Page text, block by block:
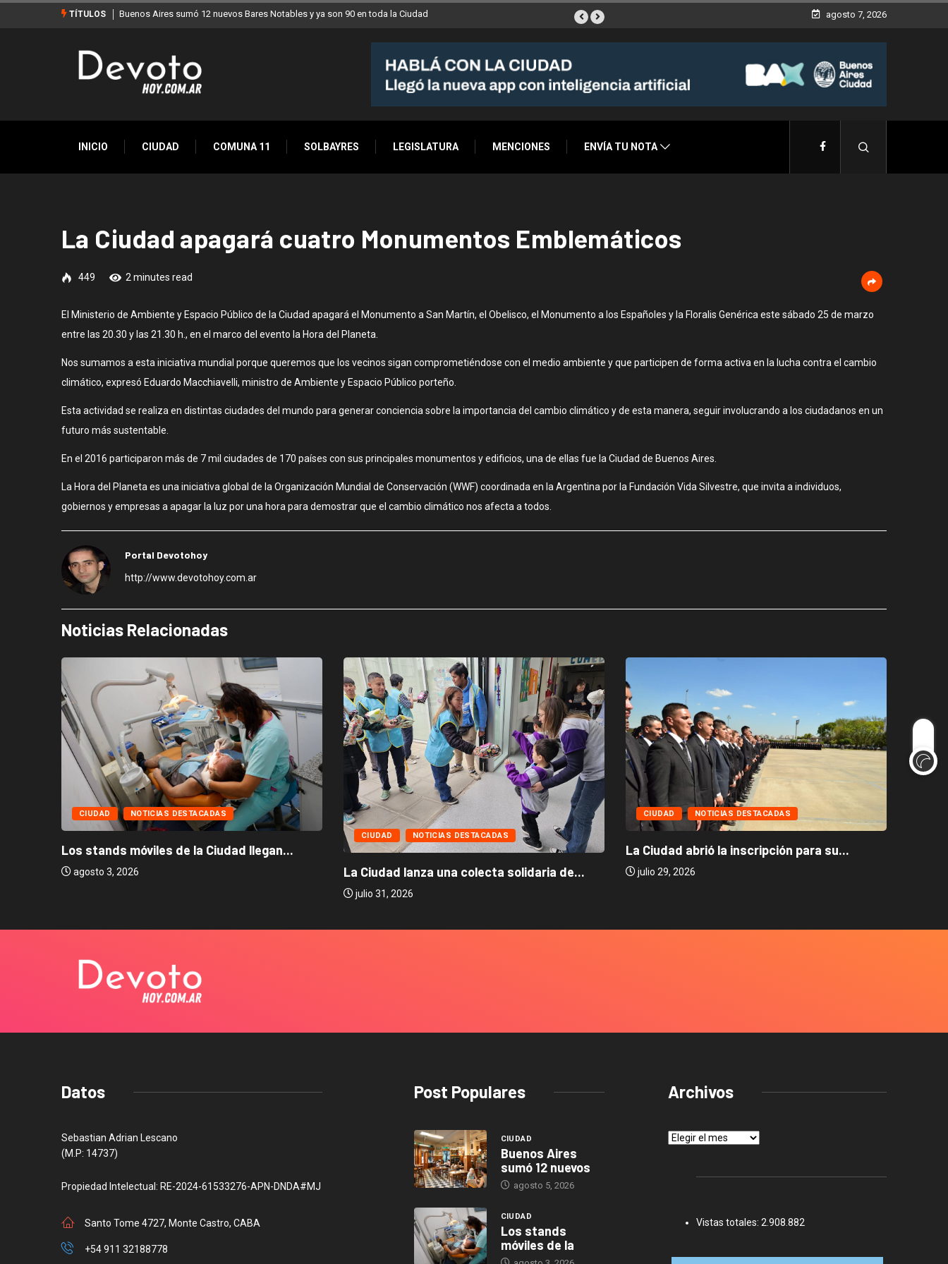
TÍTULOS Buenos Aires sumó 12 nuevos Bares Notables y ya son 90 en toda la Ciudad agosto 7, 2026
INICIO CIUDAD COMUNA 11 SOLBAYRES LEGISLATURA MENCIONES ENVÍA TU NOTA
La Ciudad apagará cuatro Monumentos Emblemáticos
449 2 minutes read
El Ministerio de Ambiente y Espacio Público de la Ciudad apagará el Monumento a San Martín, el Obelisco, el Monumento a los Españoles y la Floralis Genérica este sábado 25 de marzo
entre las 20.30 y las 21.30 h., en el marco del evento la Hora del Planeta.
Nos sumamos a esta iniciativa mundial porque queremos que los vecinos sigan comprometiéndose con el medio ambiente y que participen de forma activa en la lucha contra el cambio
climático, expresó Eduardo Macchiavelli, ministro de Ambiente y Espacio Público porteño.
Esta actividad se realiza en distintas ciudades del mundo para generar conciencia sobre la importancia del cambio climático y de esta manera, seguir involucrando a los ciudadanos en un
futuro más sustentable.
En el 2016 participaron más de 7 mil ciudades de 170 países con sus principales monumentos y edificios, una de ellas fue la Ciudad de Buenos Aires.
La Hora del Planeta es una iniciativa global de la Organización Mundial de Conservación (WWF) coordinada en la Argentina por la Fundación Vida Silvestre, que invita a individuos,
gobiernos y empresas a apagar la luz por una hora para demostrar que el cambio climático nos afecta a todos.
Portal Devotohoy
http://www.devotohoy.com.ar
Noticias Relacionadas
CIUDAD NOTICIAS DESTACADAS
Los stands móviles de la Ciudad llegan...
agosto 3, 2026
CIUDAD NOTICIAS DESTACADAS
La Ciudad lanza una colecta solidaria de...
julio 31, 2026
CIUDAD NOTICIAS DESTACADAS
La Ciudad abrió la inscripción para su...
julio 29, 2026
Datos
Sebastian Adrian Lescano
(M.P: 14737)
Propiedad Intelectual: RE-2024-61533276-APN-DNDA#MJ
Santo Tome 4727, Monte Castro, CABA
+54 911 32188778
Post Populares
CIUDAD
Buenos Aires
sumó 12 nuevos
agosto 5, 2026
CIUDAD
Los stands
móviles de la
Archivos
Archivos
Vistas totales: 2.908.882